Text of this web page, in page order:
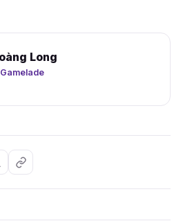
Long
Gamelade